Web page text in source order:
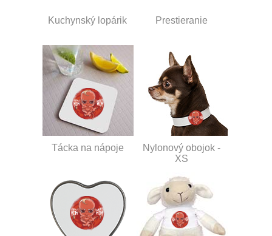
Kuchynský lopárik Prestieranie
Tácka na nápoje
Nylonový obojok -
XS